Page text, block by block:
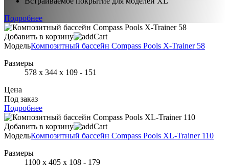
Подробнее
Добавить в корзину
МодельКомпозитный бассейн Compass Pools X-Trainer 58
Размеры
578 х 344 х 109 - 151
Цена
Под заказ
Подробнее
Добавить в корзину
МодельКомпозитный бассейн Compass Pools XL-Trainer 110
Размеры
1100 х 405 х 108 - 179